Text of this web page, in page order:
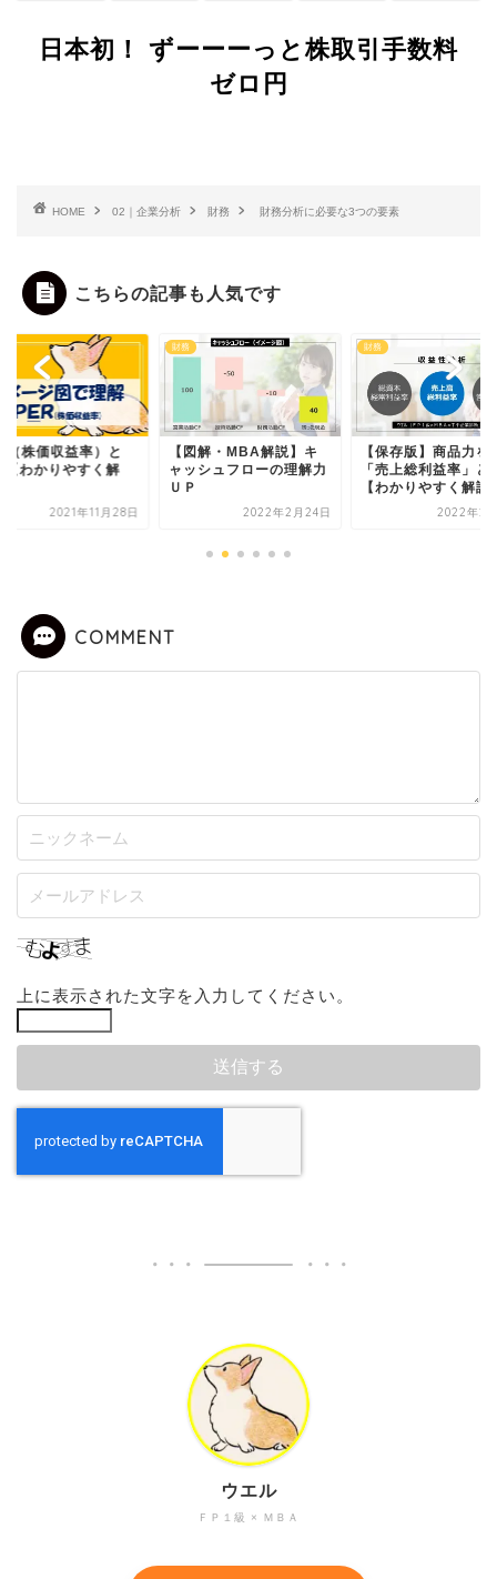
日本初！ ずーーーっと株取引手数料
ゼロ円
HOME 02｜企業分析 財務 財務分析に必要な3つの要素
こちらの記事も人気です
（株価収益率）と
【わかりやすく解
2021年11月28日
財務
【図解・MBA解説】キ
ャッシュフローの理解力
ＵＰ
2022年2月24日
財務
【保存版】商品力を
「売上総利益率」と
【わかりやすく解説
2022年2
COMMENT
上に表示された文字を入力してください。
ＦＰ１級 × ＭＢＡ
ウエル